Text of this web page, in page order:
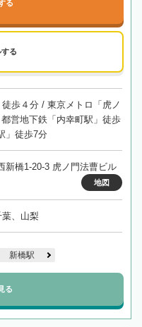
る
する
歩４分 / 東京メトロ「虎ノ
営地下鉄「内幸町駅」徒歩
」徒歩7分
新橋1-20-3 虎ノ門法曹ビル
地図
、山梨
新橋駅
る